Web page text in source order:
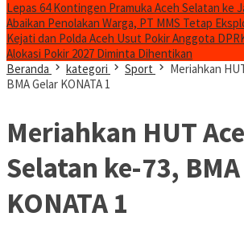
Lepas 64 Kontingen Pramuka Aceh Selatan ke
Abaikan Penolakan Warga, PT MMS Tetap
Kejati dan Polda Aceh Usut Pokir Anggota
Alokasi Pokir 2027 Diminta Dihentikan
Beranda
kategori Sport
Meriahkan
BMA Gelar KONATA 1
Meriahkan HUT
Selatan ke-73,
KONATA 1